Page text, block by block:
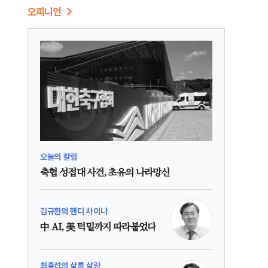
오피니언
오늘의 칼럼
축협 성접대 사건, 초유의 나라망신
김규환의 핸디 차이나
中 AI, 美 턱밑까지 따라붙었다
최홍섭의 샬롬 살람